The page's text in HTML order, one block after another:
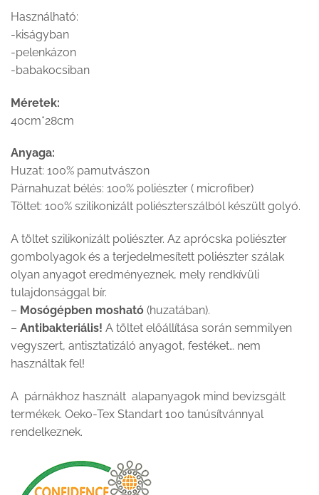
Használható:
-kiságyban
-pelenkázon
-babakocsiban
Méretek:
40cm*28cm
Anyaga:
Huzat: 100% pamutvászon
Párnahuzat bélés: 100% poliészter ( microfiber)
Töltet: 100% szilikonizált poliészterszálból készült golyó.
A töltet szilikonizált poliészter. Az aprócska poliészter
gombolyagok és a terjedelmesített poliészter szálak
olyan anyagot eredményeznek, mely rendkívüli
tulajdonsággal bír.
– Mosógépben mosható (huzatában).
– Antibakteriális! A töltet előállítása során semmilyen
vegyszert, antisztatizáló anyagot, festéket… nem
használtak fel!
A párnákhoz használt alapanyagok mind bevizsgált
termékek. Oeko-Tex Standart 100 tanúsítvánnyal
rendelkeznek.